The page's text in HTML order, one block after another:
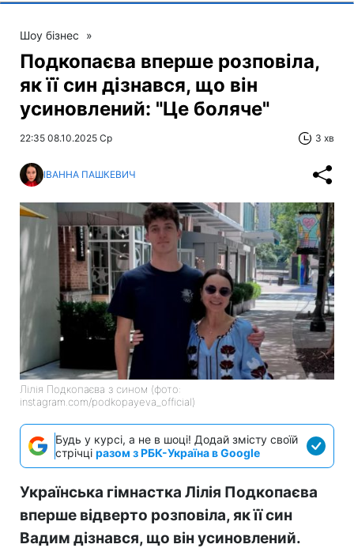
Шоу бізнес »
Подкопаєва вперше розповіла,
як її син дізнався, що він
усиновлений: "Це боляче"
22:35 08.10.2025 Ср 3 хв
ІВАННА ПАШКЕВИЧ
Лілія Подкопаєва з сином (фото:
instagram.com/podkopayeva_official)
Будь у курсі, а не в шоці! Додай змісту своїй
стрічці разом з РБК-Україна в Google
Українська гімнастка Лілія Подкопаєва
вперше відверто розповіла, як її син
Вадим дізнався, що він усиновлений.